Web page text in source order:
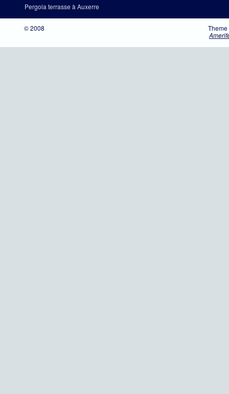
Pergola terrasse à Auxerre
© 2008